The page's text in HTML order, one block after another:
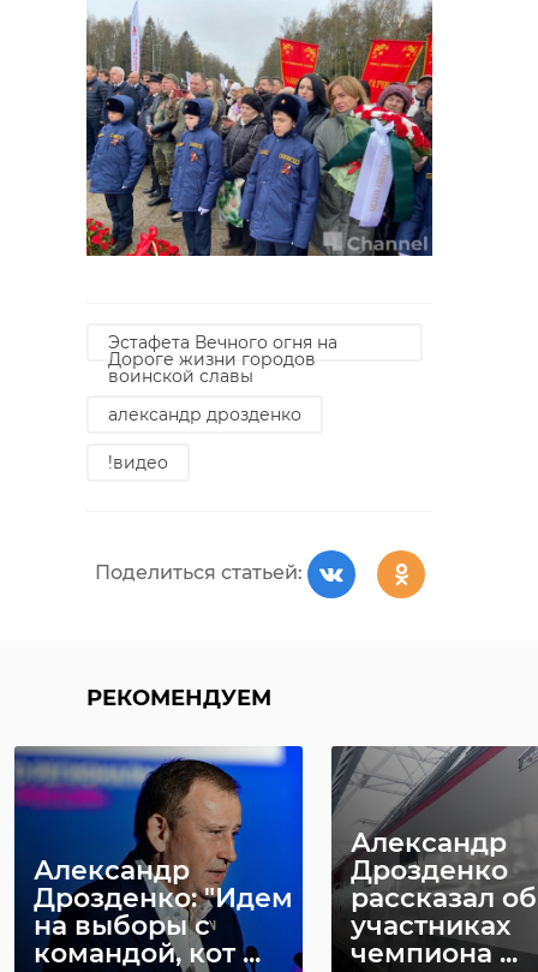
Эстафета Вечного огня на
Дороге жизни городов
воинской славы
александр дрозденко
!видео
Поделиться статьей:
РЕКОМЕНДУЕМ
Александр
Дрозденко: "Идем
на выборы с
командой, кот ...
Александр
Дрозденко
рассказал об
участниках
чемпиона ...